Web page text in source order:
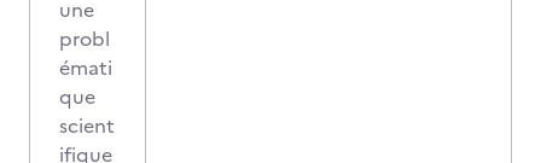
une
probl
émati
que
scient
ifique